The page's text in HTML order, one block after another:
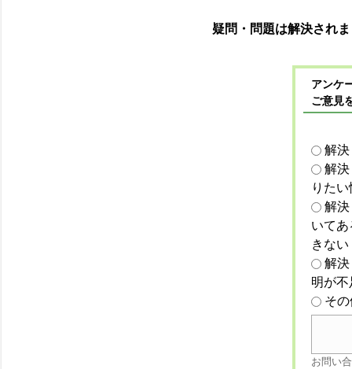
疑問・問題は解決され
アンケ
ご意見
解
解
りた
解
いて
きない
解
明が
そ
お問い